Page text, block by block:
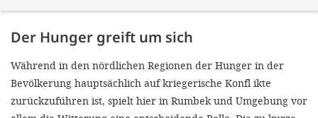
Der Hunger greift um sich
Während in den nördlichen Regionen der Hunger in der
Bevölkerung hauptsächlich auf kriegerische Konfl ikte
zurückzuführen ist, spielt hier in Rumbek und Umgebung vor